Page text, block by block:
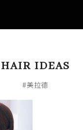
HAIR IDEAS
#美拉德